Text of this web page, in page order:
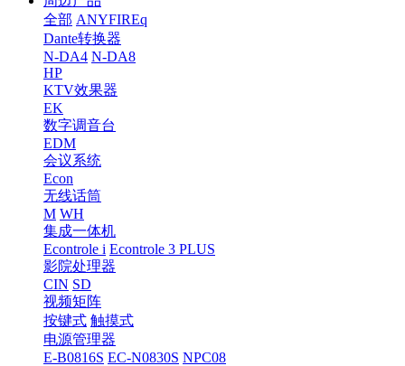
全部 ANYFIREq
Dante转换器
N-DA4 N-DA8
HP
KTV效果器
EK
数字调音台
EDM
会议系统
Econ
无线话筒
M WH
集成一体机
Econtrole i Econtrole 3 PLUS
影院处理器
CIN SD
视频矩阵
按键式 触摸式
电源管理器
E-B0816S EC-N0830S NPC08